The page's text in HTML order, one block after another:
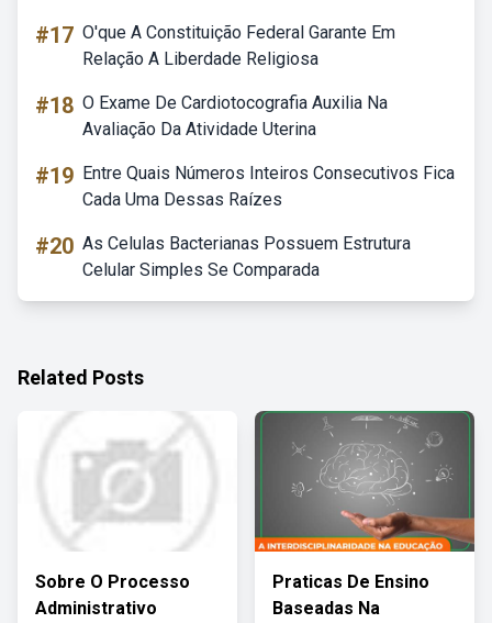
#17 O'que A Constituição Federal Garante Em
Relação A Liberdade Religiosa
#18 O Exame De Cardiotocografia Auxilia Na
Avaliação Da Atividade Uterina
#19 Entre Quais Números Inteiros Consecutivos Fica
Cada Uma Dessas Raízes
#20 As Celulas Bacterianas Possuem Estrutura
Celular Simples Se Comparada
Related Posts
Sobre O Processo
Administrativo
Praticas De Ensino
Baseadas Na